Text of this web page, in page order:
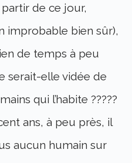
partir de ce jour,
improbable bien sûr),
de temps à peu
serait-elle vidée de
qui l’habite ?????
ans, à peu près, il
aucun humain sur